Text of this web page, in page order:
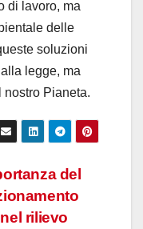
di lavoro, ma
delle
soluzioni
legge, ma
nostro Pianeta.
del
rilievo